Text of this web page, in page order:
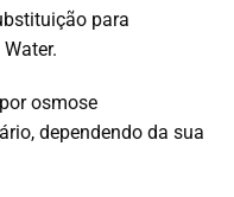
para
osmose
dependendo da sua